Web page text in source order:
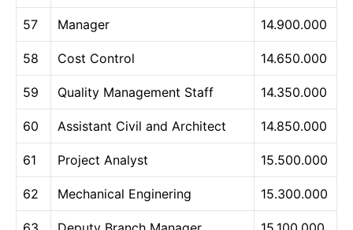
57 Manager 14.900.000
58 Cost Control 14.650.000
59 Quality Management Staff 14.350.000
60 Assistant Civil and Architect 14.850.000
61 Project Analyst 15.500.000
62 Mechanical Enginering 15.300.000